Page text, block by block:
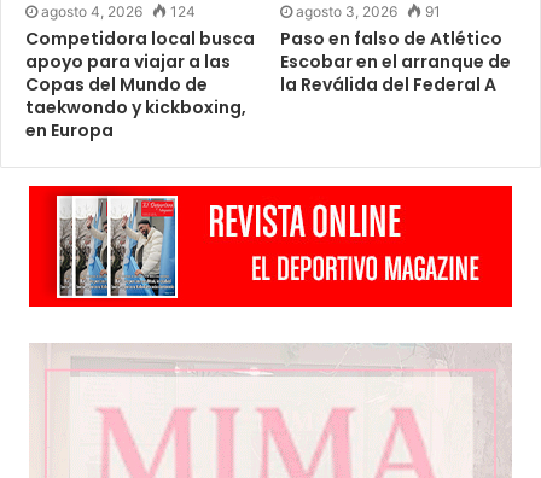
agosto 4, 2026 124
Competidora local busca
apoyo para viajar a las
Copas del Mundo de
taekwondo y kickboxing,
en Europa
agosto 3, 2026 91
Paso en falso de Atlético
Escobar en el arranque de
la Reválida del Federal A